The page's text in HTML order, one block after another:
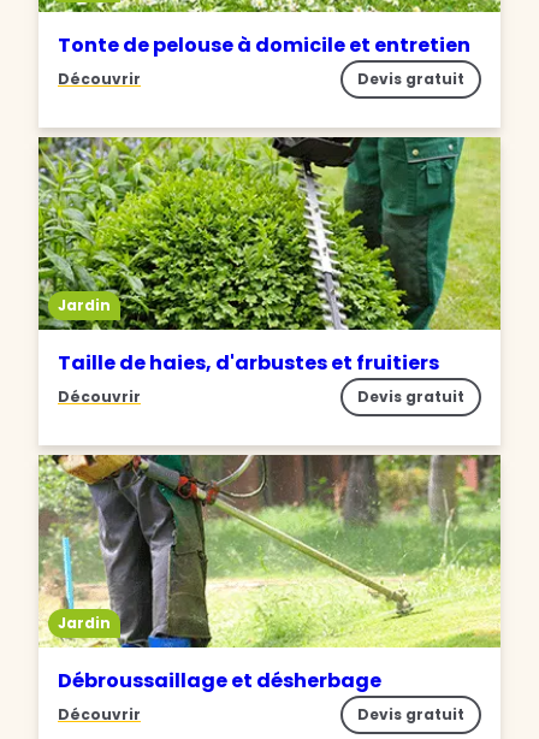
Tonte de pelouse à domicile et entretien
Découvrir Devis gratuit
Jardin
Taille de haies, d'arbustes et fruitiers
Découvrir Devis gratuit
Jardin
Débroussaillage et désherbage
Découvrir Devis gratuit